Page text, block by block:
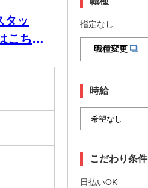
タッ
こち
指定なし
職種変更
時給
こだわり条件
日払いOK